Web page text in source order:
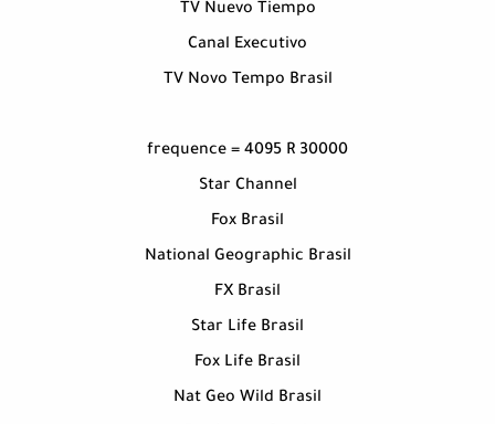
TV Nuevo Tiempo
Canal Executivo
TV Novo Tempo Brasil
frequence = 4095 R 30000
Star Channel
Fox Brasil
National Geographic Brasil
FX Brasil
Star Life Brasil
Fox Life Brasil
Nat Geo Wild Brasil